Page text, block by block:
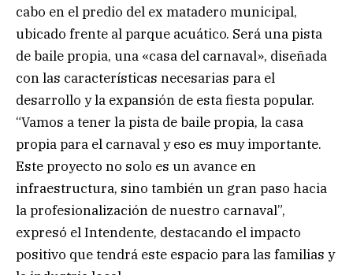
cabo en el predio del ex matadero municipal,
ubicado frente al parque acuático. Será una pista
de baile propia, una «casa del carnaval», diseñada
con las características necesarias para el
desarrollo y la expansión de esta fiesta popular.
“Vamos a tener la pista de baile propia, la casa
propia para el carnaval y eso es muy importante.
Este proyecto no solo es un avance en
infraestructura, sino también un gran paso hacia
la profesionalización de nuestro carnaval”,
expresó el Intendente, destacando el impacto
positivo que tendrá este espacio para las familias y